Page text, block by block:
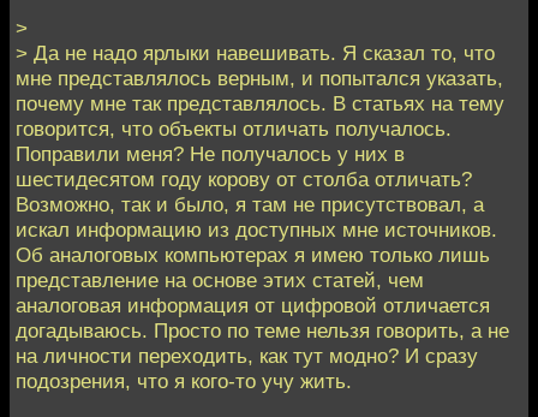
>
> Да не надо ярлыки навешивать. Я сказал то, что
мне представлялось верным, и попытался указать,
почему мне так представлялось. В статьях на тему
говорится, что объекты отличать получалось.
Поправили меня? Не получалось у них в
шестидесятом году корову от столба отличать?
Возможно, так и было, я там не присутствовал, а
искал информацию из доступных мне источников.
Об аналоговых компьютерах я имею только лишь
представление на основе этих статей, чем
аналоговая информация от цифровой отличается
догадываюсь. Просто по теме нельзя говорить, а не
на личности переходить, как тут модно? И сразу
подозрения, что я кого-то учу жить.